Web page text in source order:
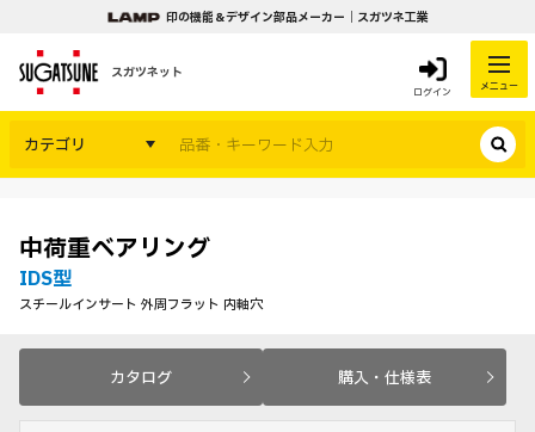
印の機能＆デザイン部品メーカー｜スガツネ工業
スガツネット
ログイン メニュー
カテゴリ
中荷重ベアリング
IDS型
スチールインサート 外周フラット 内軸穴
カタログ 購入・仕様表